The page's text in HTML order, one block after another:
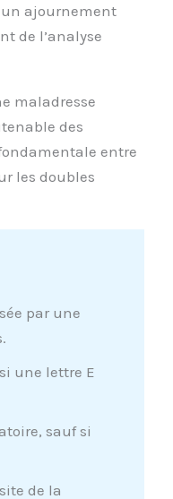
ajournement
de l’analyse
maladresse
des
entre
les doubles
par une
une lettre E
sauf si
de la